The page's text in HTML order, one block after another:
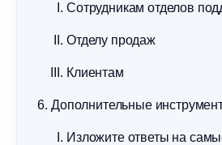
Сотрудникам отделов
Отделу продаж
Клиентам
Дополнительные
Изложите ответы на